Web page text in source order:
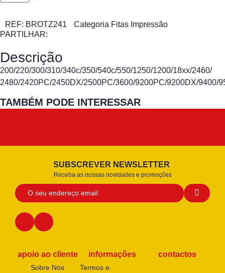
REF: BROTZ241 Categoria Fitas Impressão
PARTILHAR:
Descrição
200/220/300/310/340c/350/540c/550/1250/1200/18xx/2460/
2480/2420PC/2450DX/2500PC/3600/9200PC/9200DX/
TAMBÉM PODE INTERESSAR
SUBSCREVER NEWSLETTER
Receba as nossas novidades e promoções
apoio ao cliente
Sobre Nós
informações
Termos e
contactos